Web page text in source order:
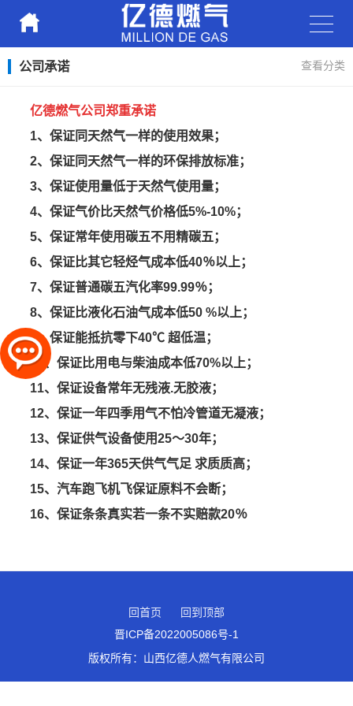
公司承诺 查看分类
亿德燃气公司郑重承诺
1、保证同天然气一样的使用效果；
2、保证同天然气一样的环保排放标准；
3、保证使用量低于天然气使用量；
4、保证气价比天然气价格低5%-10%；
5、保证常年使用碳五不用精碳五；
6、保证比其它轻烃气成本低40％以上；
7、保证普通碳五汽化率99.99％；
8、保证比液化石油气成本低50 %以上；
9、保证能抵抗零下40℃ 超低温；
10、保证比用电与柴油成本低70%以上；
11、保证设备常年无残液.无胶液；
12、保证一年四季用气不怕冷管道无凝液；
13、保证供气设备使用25～30年；
14、保证一年365天供气气足 求质质高；
15、汽车跑飞机飞保证原料不会断；
16、保证条条真实若一条不实赔款20％
回首页
回到顶部
晋ICP备2022005086号-1
版权所有： 山西亿德人燃气有限公司